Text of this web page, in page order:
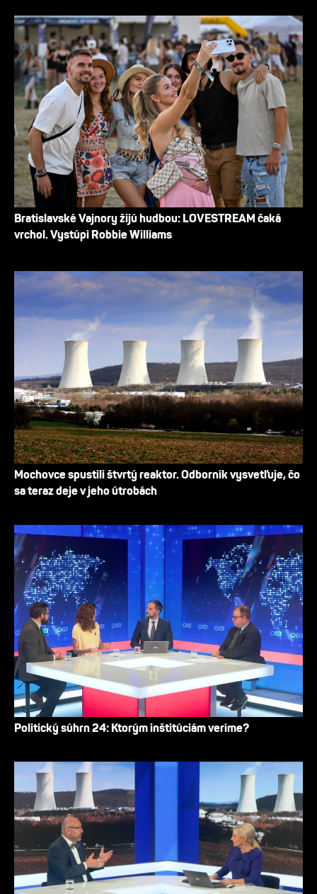
Bratislavské Vajnory žijú hudbou: LOVESTREAM čaká
vrchol. Vystúpi Robbie Williams
Mochovce spustili štvrtý reaktor. Odborník vysvetľuje, čo
sa teraz deje v jeho útrobách
Politický súhrn 24: Ktorým inštitúciám veríme?